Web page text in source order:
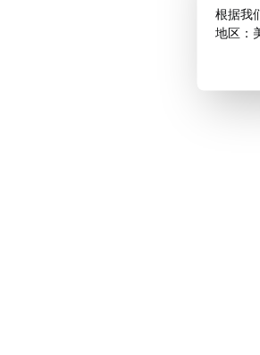
根据我
地区：